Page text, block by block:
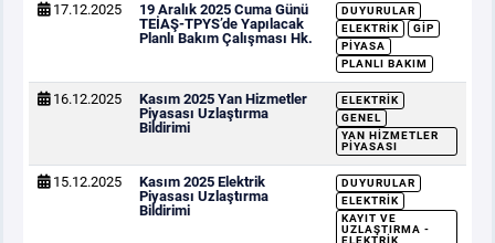
17.12.2025
19 Aralık 2025 Cuma Günü
TEİAŞ-TPYS’de Yapılacak
Planlı Bakım Çalışması Hk.
DUYURULAR
ELEKTRIK
GİP
PIYASA
PLANLI BAKIM
16.12.2025
Kasım 2025 Yan Hizmetler
Piyasası Uzlaştırma
Bildirimi
ELEKTRIK
GENEL
YAN HIZMETLER
PIYASASI
15.12.2025
Kasım 2025 Elektrik
Piyasası Uzlaştırma
Bildirimi
DUYURULAR
ELEKTRIK
KAYIT VE
UZLAŞTIRMA -
ELEKTRIK